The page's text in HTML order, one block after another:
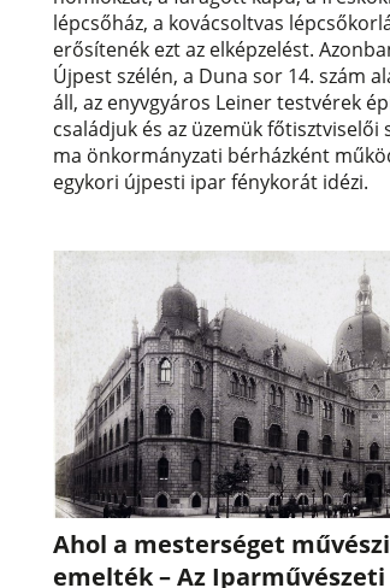
lépcsőház, a kovácsoltvas
erősítenék ezt az elképzelést.
Újpest szélén, a Duna sor 14. szám
áll, az enyvgyáros Leiner testvérek
családjuk és az üzemük főtisztviselői
ma önkormányzati bérházként
egykori újpesti ipar fénykorát idézi.
Ahol a mesterséget
emelték – Az